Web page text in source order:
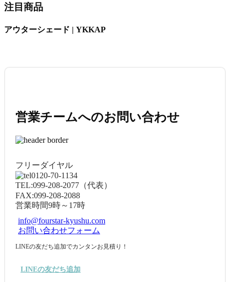
注目商品
アウターシェード | YKKAP
営業チームへのお問い合わせ
フリーダイヤル
0120-70-1134
TEL:099-208-2077 （代表）
FAX:099-208-2088
営業時間9時～17時
info@fourstar-kyushu.com
お問い合わせフォーム
LINEの友だち追加でカンタンお見積り！
LINEの友だち追加